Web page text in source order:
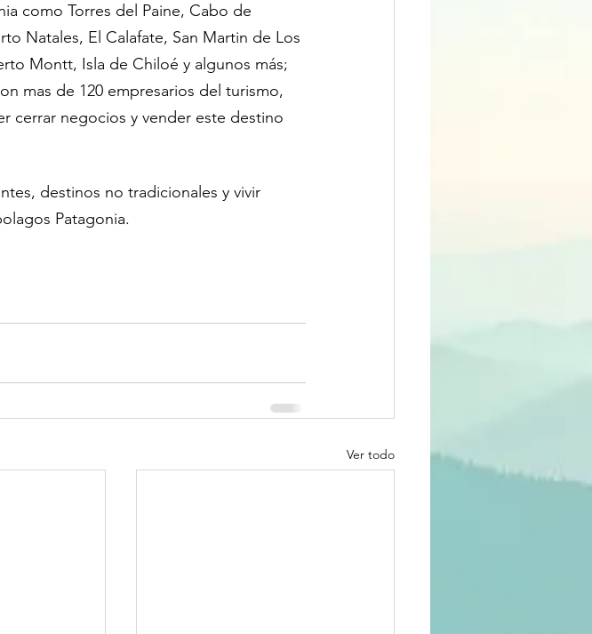
como Torres del Paine, Cabo de
Natales, El Calafate, San Martin de Los
Montt, Isla de Chiloé y algunos más;
mas de 120 empresarios del turismo,
cerrar negocios y vender este destino
destinos no tradicionales y vivir
Patagonia.
Ver todo